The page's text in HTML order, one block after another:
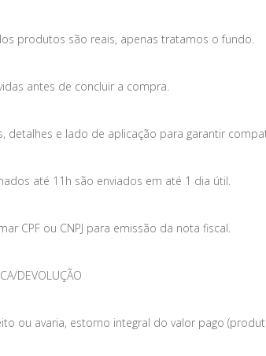
produtos são reais, apenas tratamos o fundo.
antes de concluir a compra.
detalhes e lado de aplicação para garantir
até 11h são enviados em até 1 dia útil.
CPF ou CNPJ para emissão da nota fiscal.
DEVOLUÇÃO
ou avaria, estorno integral do valor pago